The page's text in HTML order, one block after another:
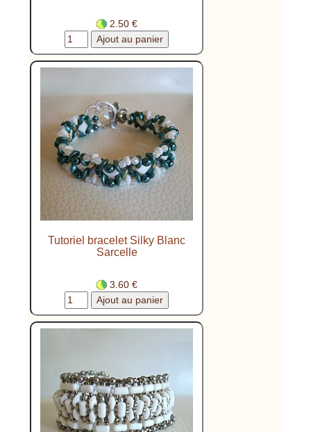
2.50 €
Tutoriel bracelet Silky Blanc
Sarcelle
3.60 €